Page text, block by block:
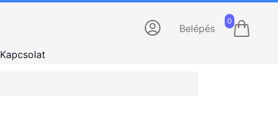
0
Belépés
Kapcsolat